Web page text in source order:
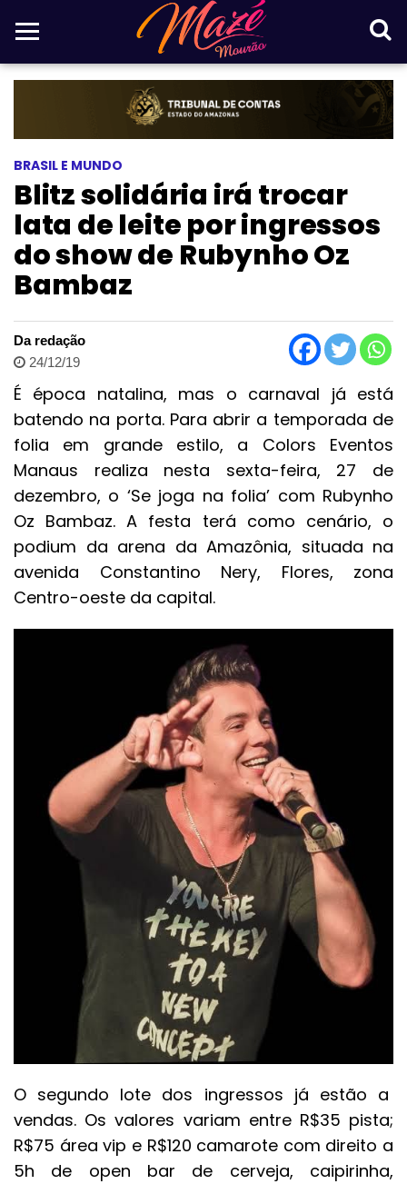
BRASIL E MUNDO
Blitz solidária irá trocar
lata de leite por ingressos
do show de Rubynho Oz
Bambaz
Da redação
24/12/19
É época natalina, mas o carnaval já está
batendo na porta. Para abrir a temporada de
folia em grande estilo, a Colors Eventos
Manaus realiza nesta sexta-feira, 27 de
dezembro, o ‘Se joga na folia’ com Rubynho
Oz Bambaz. A festa terá como cenário, o
podium da arena da Amazônia, situada na
avenida Constantino Nery, Flores, zona
Centro-oeste da capital.
O segundo lote dos ingressos já estão a
vendas. Os valores variam entre R$35 pista;
R$75 área vip e R$120 camarote com direito a
5h de open bar de cerveja, caipirinha,